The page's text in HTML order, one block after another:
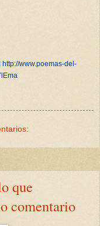
http://www.poemas-del-
que
comentario